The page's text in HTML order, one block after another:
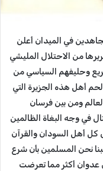
في الميدان أعلن
من الاحتلال المليشي
وحليفهم السياسي من
أهل هذه الجزيرة التي
ومن بين فرسان
في وجه البغاة الظالمين
كل أهل السودان والقرآن
نحن المسلمين بأن شرع
عدوان أكثر مما تعرضت